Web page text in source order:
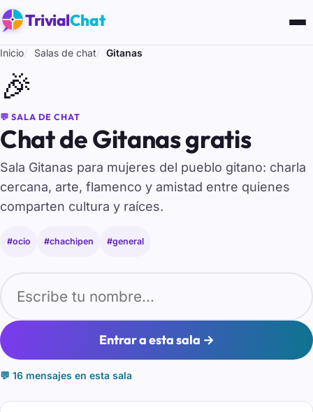
TrivialChat
Inicio Salas de chat Gitanas
🎉
💬 SALA DE CHAT
Chat de Gitanas gratis
Sala Gitanas para mujeres del pueblo gitano: charla
cercana, arte, flamenco y amistad entre quienes
comparten cultura y raíces.
#ocio #chachipen #general
Entrar a esta sala →
💬 16 mensajes en esta sala